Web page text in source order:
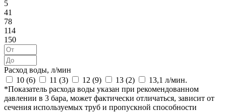
5
41
78
114
150
Расход воды, л/мин
10 (6) 11 (3) 12 (9) 13 (2)
13,1 л/мин.
*Показатель расхода воды указан при рекомендованном
давлении в 3 бара, может фактически отличаться, зависит от
сечения используемых труб и пропускной способности